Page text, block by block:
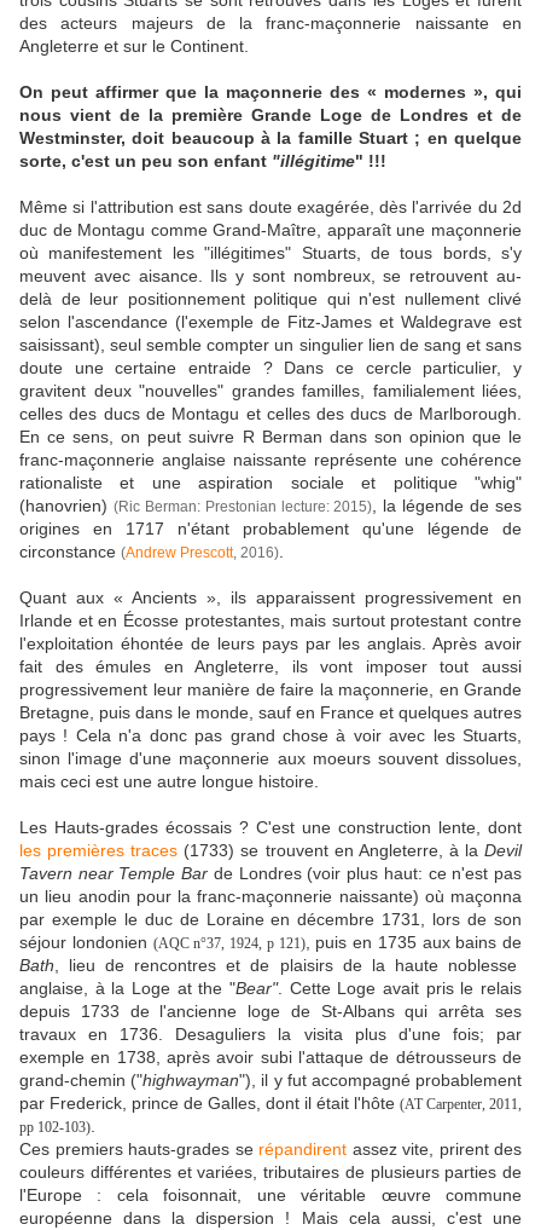
des acteurs majeurs de la franc-maçonnerie naissante en
Angleterre et sur le Continent.
On peut affirmer que la maçonnerie des « modernes », qui
nous vient de la première Grande Loge de Londres et de
Westminster, doit beaucoup à la famille Stuart ; en quelque
sorte, c'est un peu son enfant "illégitime" !!!
Même si l'attribution est sans doute exagérée, dès l'arrivée du 2d
duc de Montagu comme Grand-Maître, apparaît une maçonnerie
où manifestement les "illégitimes" Stuarts, de tous bords, s'y
meuvent avec aisance. Ils y sont nombreux, se retrouvent au-
delà de leur positionnement politique qui n'est nullement clivé
selon l'ascendance (l'exemple de Fitz-James et Waldegrave est
saisissant), seul semble compter un singulier lien de sang et sans
doute une certaine entraide ? Dans ce cercle particulier, y
gravitent deux "nouvelles" grandes familles, familialement liées,
celles des ducs de Montagu et celles des ducs de Marlborough.
En ce sens, on peut suivre R Berman dans son opinion que le
franc-maçonnerie anglaise naissante représente une cohérence
rationaliste et une aspiration sociale et politique "whig"
(hanovrien) (Ric Berman: Prestonian lecture: 2015), la légende de ses
origines en 1717 n'étant probablement qu'une légende de
circonstance (Andrew Prescott, 2016).
Quant aux « Ancients », ils apparaissent progressivement en
Irlande et en Écosse protestantes, mais surtout protestant contre
l'exploitation éhontée de leurs pays par les anglais. Après avoir
fait des émules en Angleterre, ils vont imposer tout aussi
progressivement leur manière de faire la maçonnerie, en Grande
Bretagne, puis dans le monde, sauf en France et quelques autres
pays ! Cela n'a donc pas grand chose à voir avec les Stuarts,
sinon l'image d'une maçonnerie aux moeurs souvent dissolues,
mais ceci est une autre longue histoire.
Les Hauts-grades écossais ? C'est une construction lente, dont
les premières traces (1733) se trouvent en Angleterre, à laDevil
Tavern near Temple Bar de Londres (voir plus haut: ce n'est pas
un lieu anodin pour la franc-maçonnerie naissante) où maçonna
par exemple le duc de Loraine en décembre 1731, lors de son
séjour londonien (AQC n°37, 1924, p 121), puis en 1735 aux bains de
Bath, lieu de rencontres et de plaisirs de la haute noblesse
anglaise, à la Loge at the "Bear". Cette Loge avait pris le relais
depuis 1733 de l'ancienne loge de St-Albans qui arrêta ses
travaux en 1736. Desaguliers la visita plus d'une fois; par
exemple en 1738, après avoir subi l'attaque de détrousseurs de
grand-chemin ("highwayman"), il y fut accompagné probablement
par Frederick, prince de Galles, dont il était l'hôte (AT Carpenter, 2011,
pp 102-103).
Ces premiers hauts-grades se répandirent assez vite, prirent des
couleurs différentes et variées, tributaires de plusieurs parties de
l'Europe : cela foisonnait, une véritable œuvre commune
européenne dans la dispersion ! Mais cela aussi, c'est une